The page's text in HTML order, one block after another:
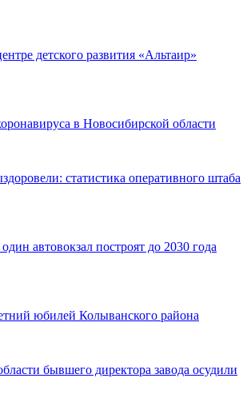
детского развития «Альтаир»
в Новосибирской области
статистика оперативного штаба
автовокзал построят до 2030 года
юбилей Колыванского района
бывшего директора завода осудили